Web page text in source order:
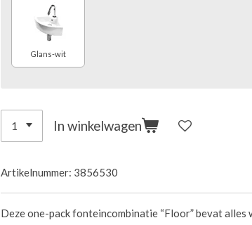
Glans-wit
In winkelwagen
Artikelnummer: 3856530
Deze one-pack fonteincombinatie “Floor” bevat alles